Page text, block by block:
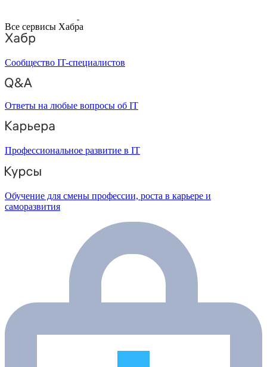
Все сервисы Хабра
Сообщество IT-специалистов
Ответы на любые вопросы об IT
Профессиональное развитие в IT
Обучение для смены профессии, роста в карьере и
саморазвития